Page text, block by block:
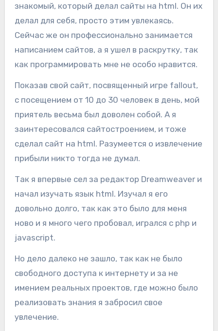
знакомый, который делал сайты на html. Он их
делал для себя, просто этим увлекаясь.
Сейчас же он профессионально занимается
написанием сайтов, а я ушел в раскрутку, так
как программировать мне не особо нравится.
Показав свой сайт, посвященный игре fallout,
с посещением от 10 до 30 человек в день, мой
приятель весьма был доволен собой. А я
заинтересовался сайтостроением, и тоже
сделал сайт на html. Разумеется о извлечение
прибыли никто тогда не думал.
Так я впервые сел за редактор Dreamweaver и
начал изучать язык html. Изучал я его
довольно долго, так как это было для меня
ново и я много чего пробовал, игрался с php и
javascript.
Но дело далеко не зашло, так как не было
свободного доступа к интернету и за не
имением реальных проектов, где можно было
реализовать знания я забросил свое
увлечение.